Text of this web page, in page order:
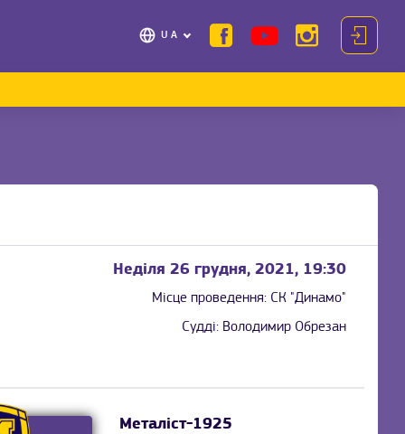
UA
Неділя 26 грудня, 2021, 19:30
Місце проведення: СК "Динамо"
Судді: Володимир Обрезан
Металіст-1925